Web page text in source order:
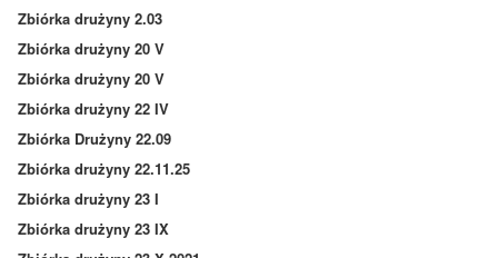
Zbiórka drużyny 2.03
Zbiórka drużyny 20 V
Zbiórka drużyny 20 V
Zbiórka drużyny 22 IV
Zbiórka Drużyny 22.09
Zbiórka drużyny 22.11.25
Zbiórka drużyny 23 I
Zbiórka drużyny 23 IX